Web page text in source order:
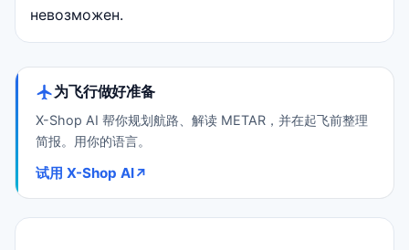
невозможен.
为飞行做好准备
X-Shop AI 帮你规划航路、解读 METAR，并在起飞前整理
简报。用你的语言。
试用 X-Shop AI↗